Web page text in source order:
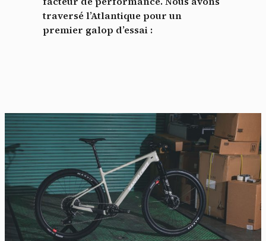
traversé l’Atlantique pour un
premier galop d’essai :